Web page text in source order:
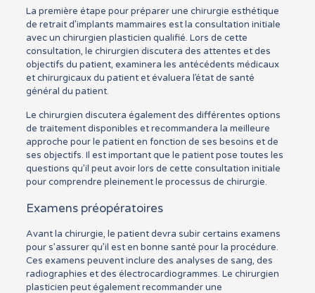
La première étape pour préparer une chirurgie esthétique
de retrait d’implants mammaires est la consultation initiale
avec un chirurgien plasticien qualifié. Lors de cette
consultation, le chirurgien discutera des attentes et des
objectifs du patient, examinera les antécédents médicaux
et chirurgicaux du patient et évaluera l’état de santé
général du patient.
Le chirurgien discutera également des différentes options
de traitement disponibles et recommandera la meilleure
approche pour le patient en fonction de ses besoins et de
ses objectifs. Il est important que le patient pose toutes les
questions qu’il peut avoir lors de cette consultation initiale
pour comprendre pleinement le processus de chirurgie.
Examens préopératoires
Avant la chirurgie, le patient devra subir certains examens
pour s’assurer qu’il est en bonne santé pour la procédure.
Ces examens peuvent inclure des analyses de sang, des
radiographies et des électrocardiogrammes. Le chirurgien
plasticien peut également recommander une